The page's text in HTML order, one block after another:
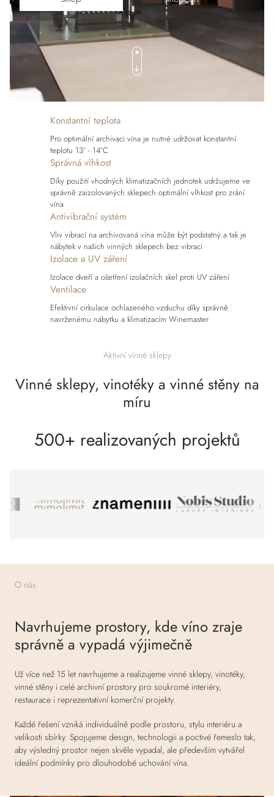
Konstantní teplota
Pro optimální archivaci vína je nutné udržovat konstantní
teplotu 13° - 14°C
Správná vlhkost
Díky použití vhodných klimatizačních jednotek udržujeme ve
správně zaizolovaných sklepech optimální vlhkost pro zrání
vína
Antivibrační systém
Vliv vibrací na archivovaná vína může být podstatný a tak je
nábytek v našich vinných sklepech bez vibrací
Izolace a UV záření
Izolace dveří a ošetření izolačních skel proti UV záření
Ventilace
Efektivní cirkulace ochlazeného vzduchu díky správně
navrženému nábytku a klimatizacím Winemaster
Aktivní vinné sklepy
Vinné sklepy, vinotéky a vinné stěny na
míru
500+ realizovaných projektů
O nás
Navrhujeme prostory, kde víno zraje
správně a vypadá výjimečně
Už více než 15 let navrhujeme a realizujeme vinné sklepy, vinotéky,
vinné stěny i celé archivní prostory pro soukromé interiéry,
restaurace i reprezentativní komerční projekty.
Každé řešení vzniká individuálně podle prostoru, stylu interiéru a
velikosti sbírky. Spojujeme design, technologii a poctivé řemeslo tak,
aby výsledný prostor nejen skvěle vypadal, ale především vytvářel
ideální podmínky pro dlouhodobé uchování vína.